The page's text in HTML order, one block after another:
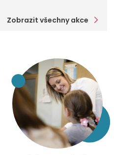
Zobrazit všechny akce